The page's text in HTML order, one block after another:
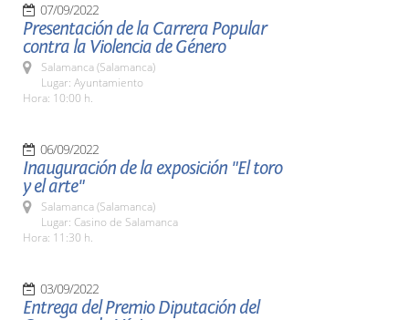
07/09/2022
Presentación de la Carrera Popular
contra la Violencia de Género
Salamanca (Salamanca)
Lugar: Ayuntamiento
Hora: 10:00 h.
06/09/2022
Inauguración de la exposición "El toro
y el arte"
Salamanca (Salamanca)
Lugar: Casino de Salamanca
Hora: 11:30 h.
03/09/2022
Entrega del Premio Diputación del